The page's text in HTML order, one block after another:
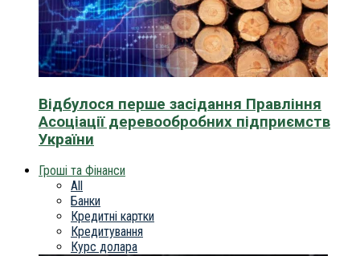
Відбулося перше засідання Правління
Асоціації деревообробних підприємств
України
Гроші та Фінанси
All
Банки
Кредитні картки
Кредитування
Курс долара